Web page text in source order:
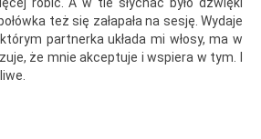
też się załapała na sesję. Wydaje
partnerka układa mi włosy, ma w
że mnie akceptuje i wspiera w tym. I